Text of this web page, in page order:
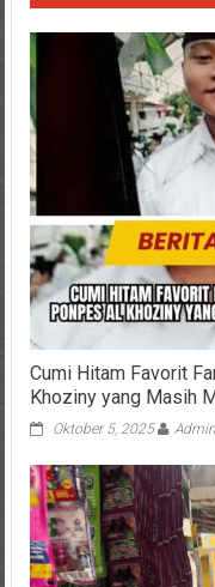
Cumi Hitam Favorit
Khoziny yang Masih
Oktober 5, 2025 Admin